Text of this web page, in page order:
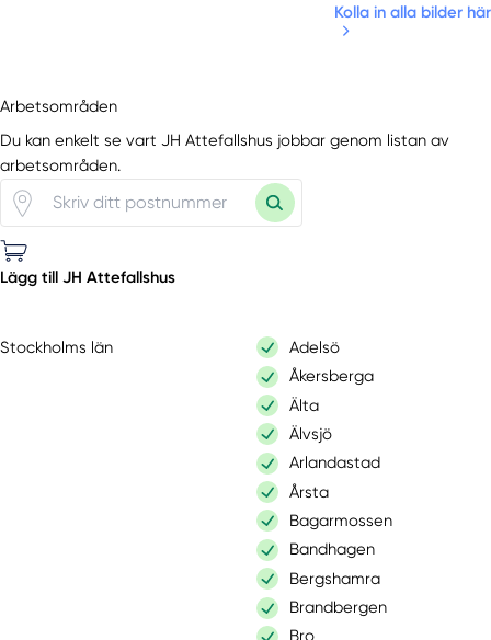
Kolla in alla bilder här
Arbetsområden
Du kan enkelt se vart JH Attefallshus jobbar genom listan av
arbetsområden.
Lägg till JH Attefallshus
Stockholms län
Adelsö
Åkersberga
Älta
Älvsjö
Arlandastad
Årsta
Bagarmossen
Bandhagen
Bergshamra
Brandbergen
Bro